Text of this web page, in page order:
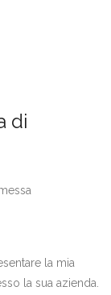
di
la mia
la sua azienda.